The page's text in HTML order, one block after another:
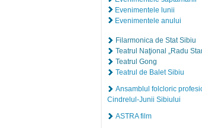
Evenimentele lunii
Evenimentele anului
Filarmonica de Stat Sibiu
Teatrul Naţional „Radu
Teatrul Gong
Teatrul de Balet Sibiu
Ansamblul folcloric
Cindrelul-Junii Sibiului
ASTRA film